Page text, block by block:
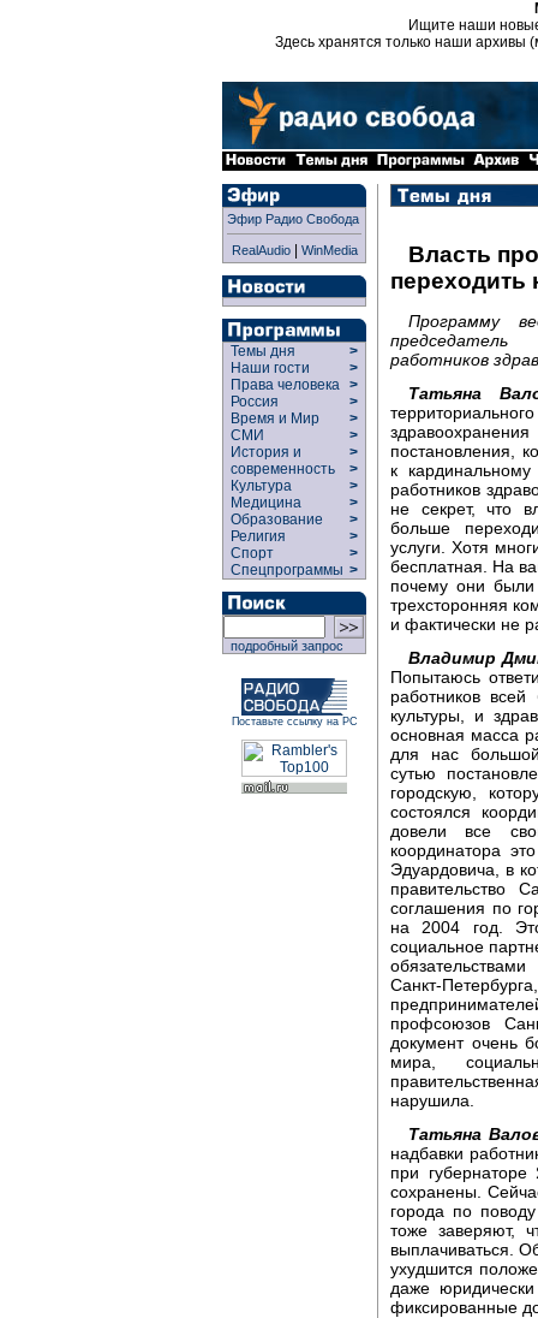
Ищите наши
Здесь хранятся только наши архивы
Эфир Радио Свобода
RealAudio| WinMedia
Темы дня
>
Наши гости
>
Права человека >
Россия
>
Время и Мир
>
СМИ
>
История и
современность
>
>
Культура
>
Медицина
>
Образование
>
Религия
>
Спорт
>
Спецпрограммы >
подробный запрос
Поставьте ссылку на РС
Власть
переходить
Программу
работников
Татьяна
постановления,
к
работников
не секрет, что
больше
услуги. Хотя
бесплатная. На
почему они были
трехсторонняя
и фактически не
Владимир
Попытаюсь
работников
культуры, и
основная масса
для нас
сутью
городскую,
состоялся
довели все
координатора
Эдуардовича, в
правительство
соглашения по
на 2004 год.
социальное
Санкт-
профсоюзов
документ очень
мира,
нарушила.
Татьяна
надбавки
при
сохранены.
города по
тоже заверяют,
выплачиваться.
ухудшится
даже
фиксированные